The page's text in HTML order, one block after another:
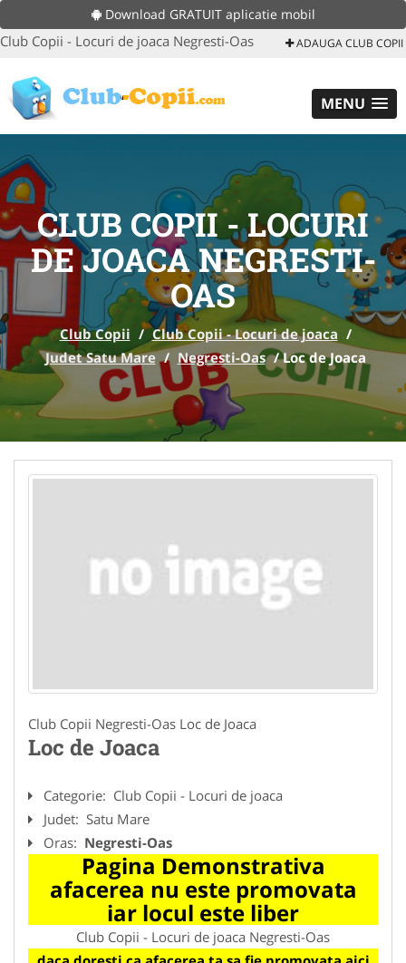
Download GRATUIT aplicatie mobil
Club Copii - Locuri de joaca Negresti-Oas ADAUGA CLUB COPII
MENU
CLUB COPII - LOCURI
DE JOACA NEGRESTI-
OAS
Club Copii / Club Copii - Locuri de joaca /
Judet Satu Mare / Negresti-Oas /Loc de Joaca
Club Copii Negresti-Oas Loc de Joaca
Loc de Joaca
Categorie: Club Copii - Locuri de joaca
Judet: Satu Mare
Oras: Negresti-Oas
Pagina Demonstrativa
afacerea nu este promovata
iar locul este liber
Club Copii - Locuri de joaca Negresti-Oas